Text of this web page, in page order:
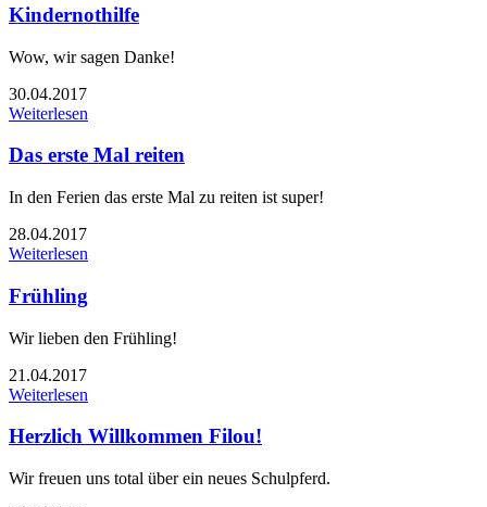
Kindernothilfe
Wow, wir sagen Danke!
30.04.2017
Weiterlesen
Das erste Mal reiten
In den Ferien das erste Mal zu reiten ist super!
28.04.2017
Weiterlesen
Frühling
Wir lieben den Frühling!
21.04.2017
Weiterlesen
Herzlich Willkommen Filou!
Wir freuen uns total über ein neues Schulpferd.